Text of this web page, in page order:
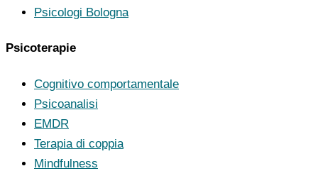
Psicologi Bologna
Psicoterapie
Cognitivo comportamentale
Psicoanalisi
EMDR
Terapia di coppia
Mindfulness